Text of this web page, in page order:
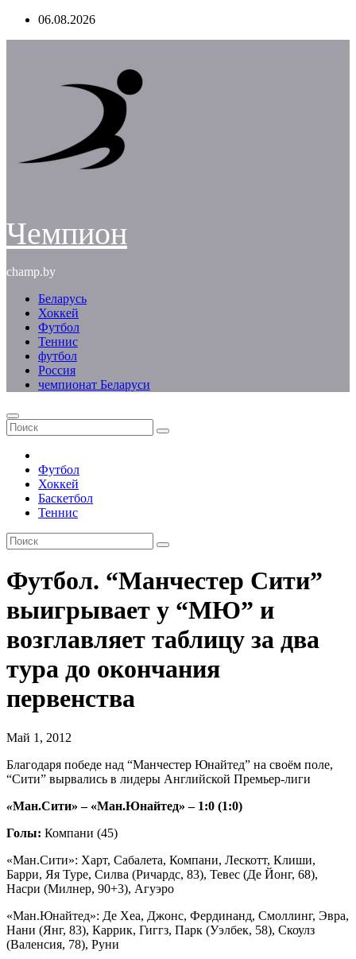
Перейти06.08.2026
Чемпион
champ.by
Беларусь
Хоккей
Футбол
Теннис
футбол
Россия
чемпионат Беларуси
Футбол
Хоккей
Баскетбол
Теннис
Футбол. “Манчестер Сити”
выигрывает у “МЮ” и
возглавляет таблицу за два
тура до окончания
первенства
Май 1, 2012
Благодаря победе над “Манчестер Юнайтед” на своём поле,
“Сити” вырвались в лидеры Английской Премьер-лиги
«Ман.Сити» – «Ман.Юнайтед» – 1:0 (1:0)
Голы: Компани (45)
«Ман.Сити»: Харт, Сабалета, Компани, Лескотт, Клиши,
Барри, Яя Туре, Силва (Ричардс, 83), Тевес (Де Йонг, 68),
Насри (Милнер, 90+3), Агуэро
«Ман.Юнайтед»: Де Хеа, Джонс, Фердинанд, Смоллинг, Эвра,
Нани (Янг, 83), Каррик, Гиггз, Парк (Уэлбек, 58), Скоулз
(Валенсия, 78), Руни